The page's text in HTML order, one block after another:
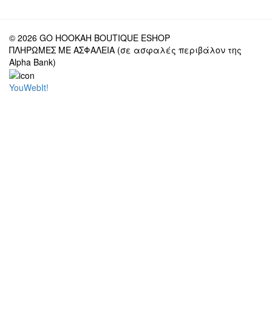
© 2026 GO HOOKAH BOUTIQUE ESHOP
ΠΛΗΡΩΜΕΣ ΜΕ ΑΣΦΑΛΕΙΑ (σε ασφαλές περιβάλον της
Alpha Bank)
YouWebIt!